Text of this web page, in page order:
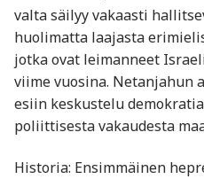
valta säilyy vakaasti
huolimatta laajasta
jotka ovat leimanneet
viime vuosina. Netanjahun
esiin keskustelu
poliittisesta vakaudesta
Historia: Ensimmäinen